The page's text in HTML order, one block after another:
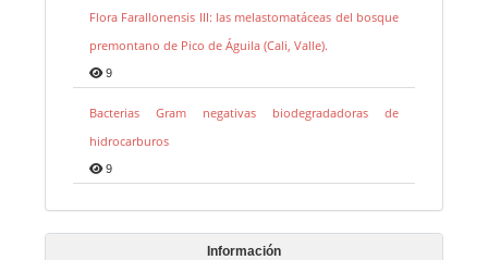
Flora Farallonensis III: las melastomatáceas del bosque
premontano de Pico de Águila (Cali, Valle).
9
Bacterias Gram negativas biodegradadoras de
hidrocarburos
9
Información